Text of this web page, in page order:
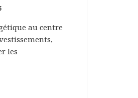
au centre
les